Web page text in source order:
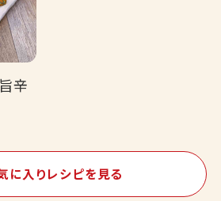
辛
に入りレシピを見る